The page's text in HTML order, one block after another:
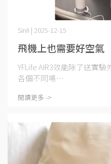
飛機上也需要好空氣
Sinli | 2025-12-15
YFLife AIR3效能除了送實
各個不同場⋯
閱讀更多 ->